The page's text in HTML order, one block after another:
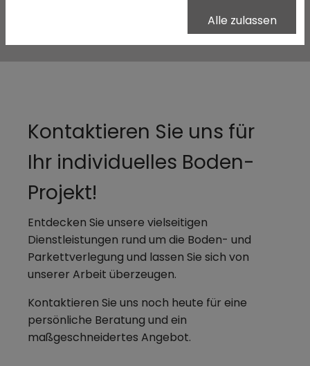
geht – wir haben die passende Lösung.
Kontaktieren Sie uns für
Ihr individuelles Boden-
Projekt!
Entdecken Sie unsere vielseitigen
Dienstleistungen rund um die Boden- und
Parkettverlegung und lassen Sie sich von
unserer Arbeit überzeugen.
Kontaktieren Sie uns noch heute für eine
persönliche Beratung und ein
maßgeschneidertes Angebot.
Alle zulassen